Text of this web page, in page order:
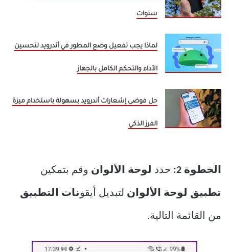
سنوات
لماذا يجب تفعيل وضع المطور في أندرويد لتحسين
الأداء والتحكم الكامل بالجهاز
حل فوضى إشعارات أندرويد بسهولة باستخدام ميزة
الفرز الذكي
الخطوة 2: حدد لوحة الألوان وقم بتمكين
تطبيق لوحة الألوان لتبديل أيقونات التطبيق
من القائمة التالية.